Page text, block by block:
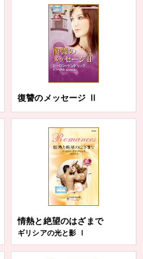
復讐のメッセージ Ⅱ
情熱と絶望のはざまで
ギリシアの光と影 Ⅰ